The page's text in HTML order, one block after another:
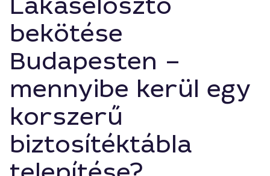
bekötése
Budapesten –
mennyibe kerül egy
korszerű
biztosítéktábla